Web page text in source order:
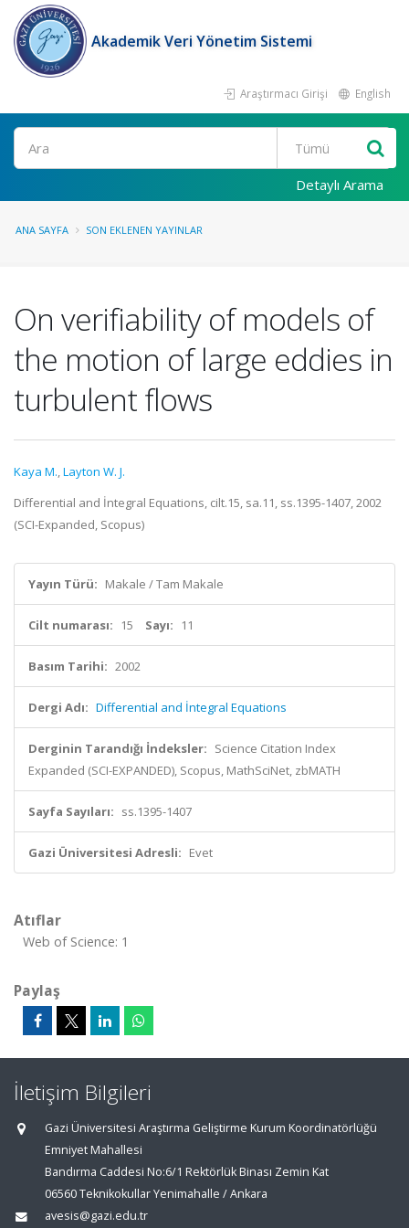
Akademik Veri Yönetim Sistemi
Araştırmacı Girişi English
Ara
Detaylı Arama
ANA SAYFA SON EKLENEN YAYINLAR
On verifiability of models of
the motion of large eddies in
turbulent flows
Kaya M.,Layton W. J.
Differential and İntegral Equations, cilt.15, sa.11, ss.1395-1407, 2002
(SCI-Expanded, Scopus)
Yayın Türü: Makale / Tam Makale
Cilt numarası: 15 Sayı: 11
Basım Tarihi: 2002
Dergi Adı: Differential and İntegral Equations
Derginin Tarandığı İndeksler: Science Citation Index
Expanded (SCI-EXPANDED), Scopus, MathSciNet, zbMATH
Sayfa Sayıları: ss.1395-1407
Gazi Üniversitesi Adresli: Evet
Atıflar
Web of Science: 1
Paylaş
İletişim Bilgileri
Gazi Üniversitesi Araştırma Geliştirme Kurum Koordinatörlüğü
Emniyet Mahallesi
Bandırma Caddesi No:6/1 Rektörlük Binası Zemin Kat
06560 Teknikokullar Yenimahalle / Ankara
avesis@gazi.edu.tr